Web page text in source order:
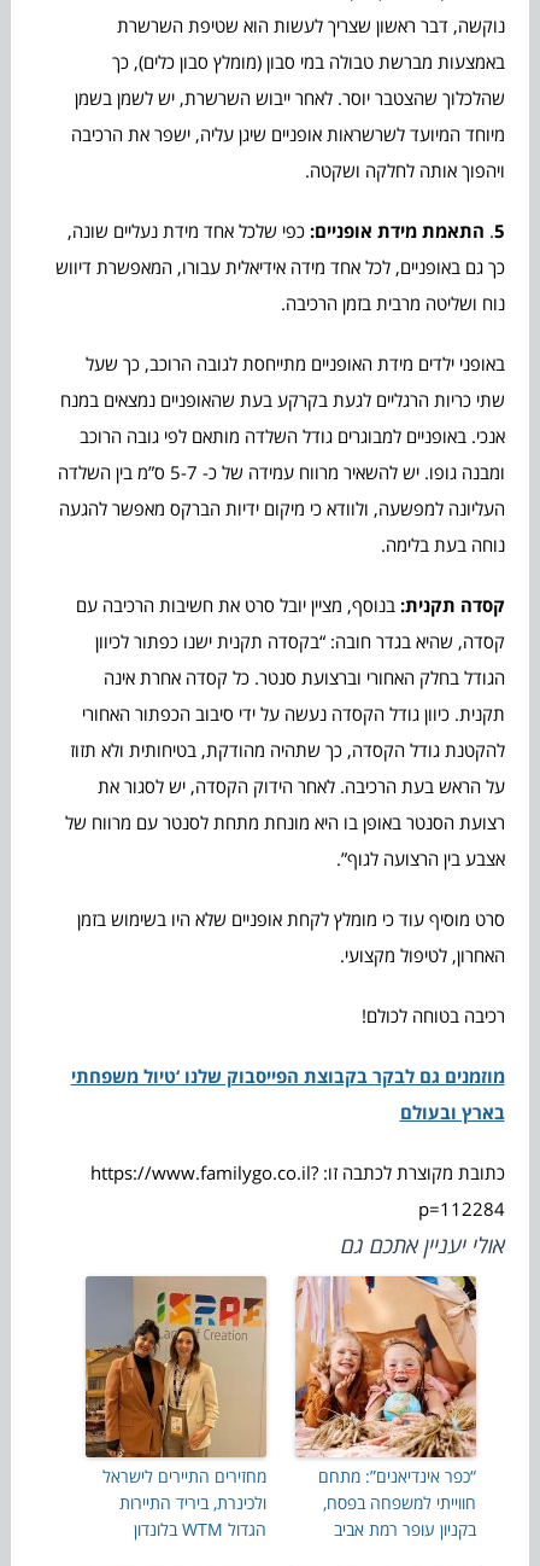
נוקשה, דבר ראשון שצריך לעשות הוא שטיפת השרשרת
באמצעות מברשת טבולה במי סבון (מומלץ סבון כלים), כך
שהלכלוך שהצטבר יוסר. לאחר ייבוש השרשרת, יש לשמן בשמן
מיוחד המיועד לשרשראות אופניים שיגן עליה, ישפר את הרכיבה
ויהפוך אותה לחלקה ושקטה.
5
. התאמת מידת אופניים: כפי שלכל אחד מידת נעליים שונה,
כך גם באופניים, לכל אחד מידה אידיאלית עבורו, המאפשרת דיווש
נוח ושליטה מרבית בזמן הרכיבה.
באופני ילדים מידת האופניים מתייחסת לגובה הרוכב, כך שעל
שתי כריות הרגליים לגעת בקרקע בעת שהאופניים נמצאים במנח
אנכי. באופניים למבוגרים גודל השלדה מותאם לפי גובה הרוכב
ומבנה גופו. יש להשאיר מרווח עמידה של כ- 5-7 ס”מ בין השלדה
העליונה למפשעה, ולוודא כי מיקום ידיות הברקס מאפשר להגעה
נוחה בעת בלימה.
קסדה תקנית: בנוסף, מציין יובל סרט את חשיבות הרכיבה עם
קסדה, שהיא בגדר חובה: “בקסדה תקנית ישנו כפתור לכיוון
הגודל בחלק האחורי וברצועת סנטר. כל קסדה אחרת אינה
תקנית. כיוון גודל הקסדה נעשה על ידי סיבוב הכפתור האחורי
להקטנת גודל הקסדה, כך שתהיה מהודקת, בטיחותית ולא תזוז
על הראש בעת הרכיבה. לאחר הידוק הקסדה, יש לסגור את
רצועת הסנטר באופן בו היא מונחת מתחת לסנטר עם מרווח של
אצבע בין הרצועה לגוף”.
סרט מוסיף עוד כי מומלץ לקחת אופניים שלא היו בשימוש בזמן
האחרון, לטיפול מקצועי.
רכיבה בטוחה לכולם!
מוזמנים גם לבקר בקבוצת הפייסבוק שלנו ‘טיול משפחתי
בארץ ובעולם
כתובת מקוצרת לכתבה זו: https://www.familygo.co.il?
p=112284
אולי יעניין אתכם גם
“כפר אינדיאנים”: מתחם
חווייתי למשפחה בפסח,
בקניון עופר רמת אביב
מחזירים התיירים לישראל
ולכינרת, ביריד התיירות
הגדול WTM בלונדון